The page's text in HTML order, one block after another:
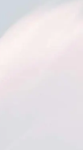
度 前 2–
太多，
定为重
入索引
易适得
强行堆
操作会